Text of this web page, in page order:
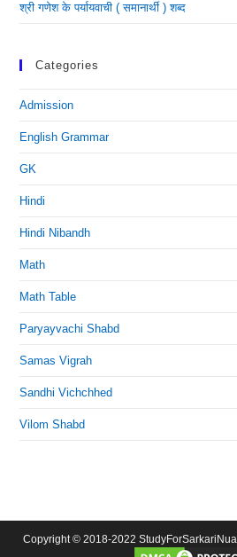
श्री गणेश के पर्यायवाची ( समानार्थी ) शब्द
Categories
Admission
English Grammar
GK
Hindi
Hindi Nibandh
Math
Math Table
Paryayvachi Shabd
Samas Vigrah
Sandhi Vichchhed
Vilom Shabd
Copyright © 2018-2022